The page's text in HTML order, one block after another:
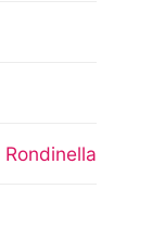
Rondinella